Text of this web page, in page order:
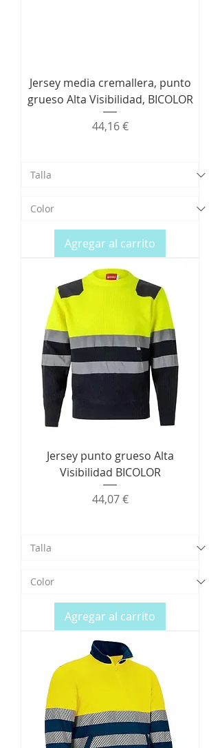
Jersey media cremallera, punto
grueso Alta Visibilidad, BICOLOR
Precio
44,16 €
Agregar al carrito
Jersey punto grueso Alta
Visibilidad BICOLOR
Precio
44,07 €
Agregar al carrito